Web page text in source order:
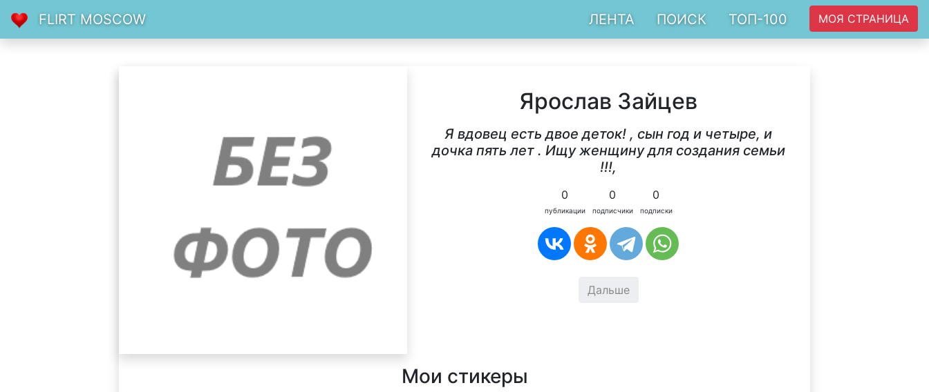
FLIRT MOSCOW ЛЕНТА ПОИСК ТОП-100 МОЯ СТРАНИЦА
Ярослав Зайцев
Я вдовец есть двое деток! , сын год и четыре, и
дочка пять лет . Ищу женщину для создания семьи
!!!,
0
публикации
0
подписчики
0
подписки
Дальше
Мои стикеры